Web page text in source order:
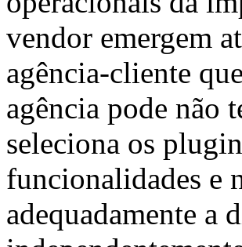
vendor emergem
agência-cliente
agência pode não
seleciona os
funcionalidades e
adequadamente a